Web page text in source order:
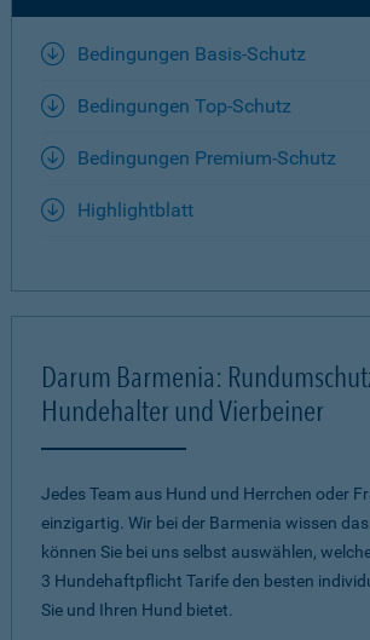
Bedingungen Basis-Schutz
Bedingungen Top-Schutz
Bedingungen Premium-Schutz
Highlightblatt
Darum Barmenia:
Hundehalter und Vierbeiner
Jedes Team aus Hund und Herrchen oder
einzigartig. Wir bei der Barmenia wissen
können Sie bei uns selbst auswählen,
3 Hundehaftpflicht Tarife den besten
Sie und Ihren Hund bietet.